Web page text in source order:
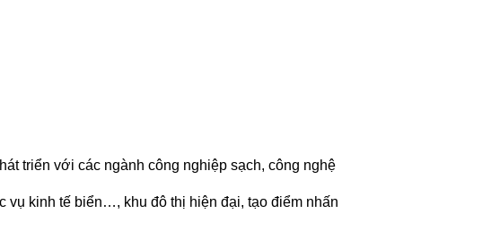
triển với các ngành công nghiệp sạch, công nghệ
vụ kinh tế biển…, khu đô thị hiện đại, tạo điểm nhấn